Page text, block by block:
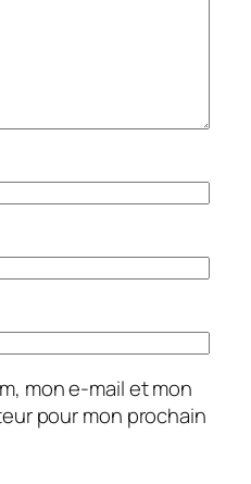
mon e-mail et mon
pour mon prochain